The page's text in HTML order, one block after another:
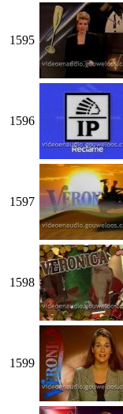
1595
1596
1597
1598
1599